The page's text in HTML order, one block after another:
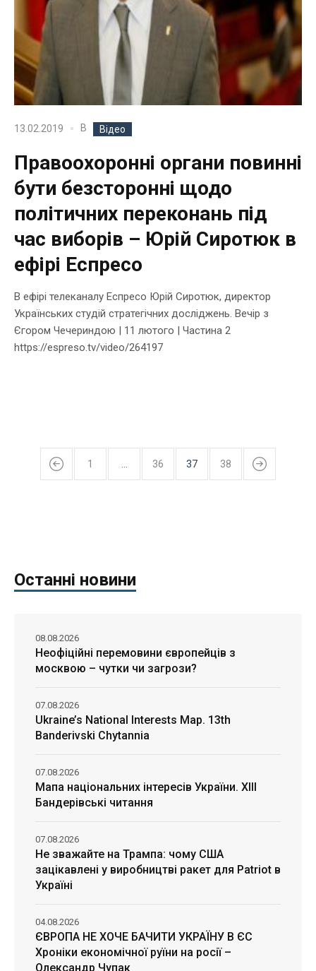
13.02.2019 В Відео
Правоохоронні органи повинні
бути безсторонні щодо
політичних переконань під
час виборів – Юрій Сиротюк в
ефірі Еспресо
В ефірі телеканалу Еспресо Юрій Сиротюк, директор
Українських студій стратегічних досліджень. Вечір з
Єгором Чечериндою | 11 лютого | Частина 2
https://espreso.tv/video/264197
1 36 37 38
Останні новини
Неофіційні перемовини європейців з
москвою – чутки чи загрози?
08.08.2026
Ukraine’s National Interests Map. 13th
Banderivski Chytannia
07.08.2026
Мапа національних інтересів України. ХІІІ
Бандерівські читання
07.08.2026
Не зважайте на Трампа: чому США
зацікавлені у виробництві ракет для Patriot в
Україні
07.08.2026
ЄВРОПА НЕ ХОЧЕ БАЧИТИ УКРАЇНУ В ЄС
Хроніки економічної руїни на росії –
Олександр Чупак
04.08.2026